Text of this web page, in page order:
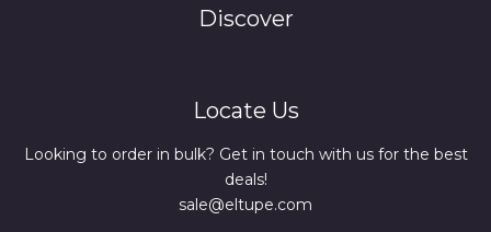
Discover
Locate Us
Looking to order in bulk? Get in touch with us for the best
deals!
sale@eltupe.com